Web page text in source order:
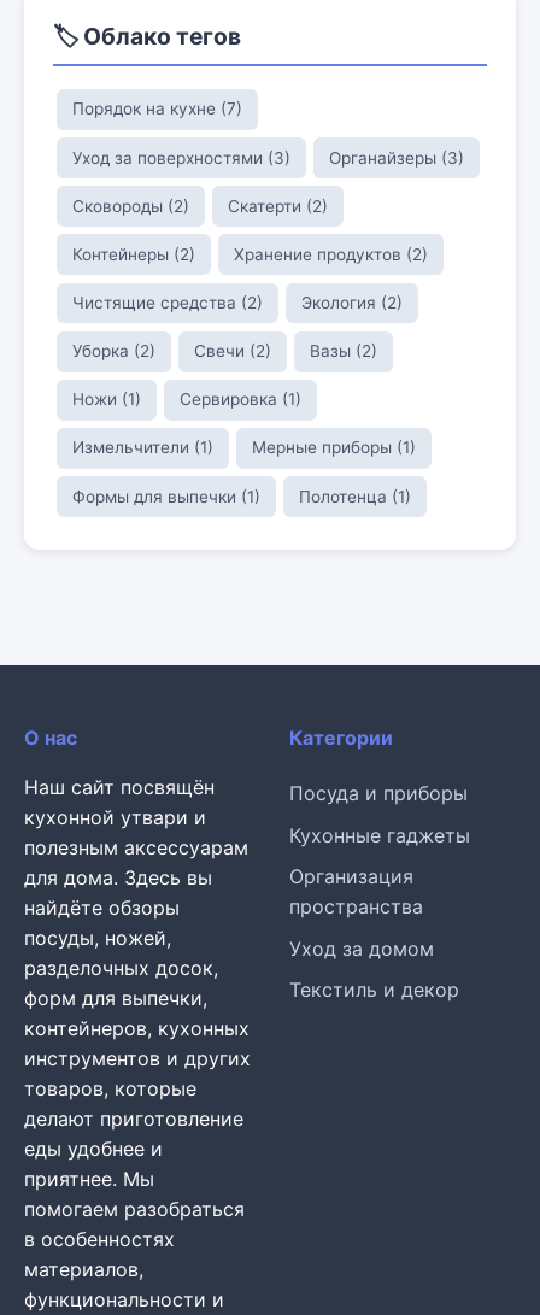
🏷️ Облако тегов
Порядок на кухне (7)
Уход за поверхностями (3) Органайзеры (3)
Сковороды (2) Скатерти (2)
Контейнеры (2) Хранение продуктов (2)
Чистящие средства (2) Экология (2)
Уборка (2) Свечи (2) Вазы (2)
Ножи (1) Сервировка (1)
Измельчители (1) Мерные приборы (1)
Формы для выпечки (1) Полотенца (1)
О нас
Наш сайт посвящён
кухонной утвари и
полезным аксессуарам
для дома. Здесь вы
найдёте обзоры
посуды, ножей,
разделочных досок,
форм для выпечки,
контейнеров, кухонных
инструментов и других
товаров, которые
делают приготовление
еды удобнее и
приятнее. Мы
помогаем разобраться
в особенностях
материалов,
функциональности и
Категории
Посуда и приборы
Кухонные гаджеты
Организация
пространства
Уход за домом
Текстиль и декор